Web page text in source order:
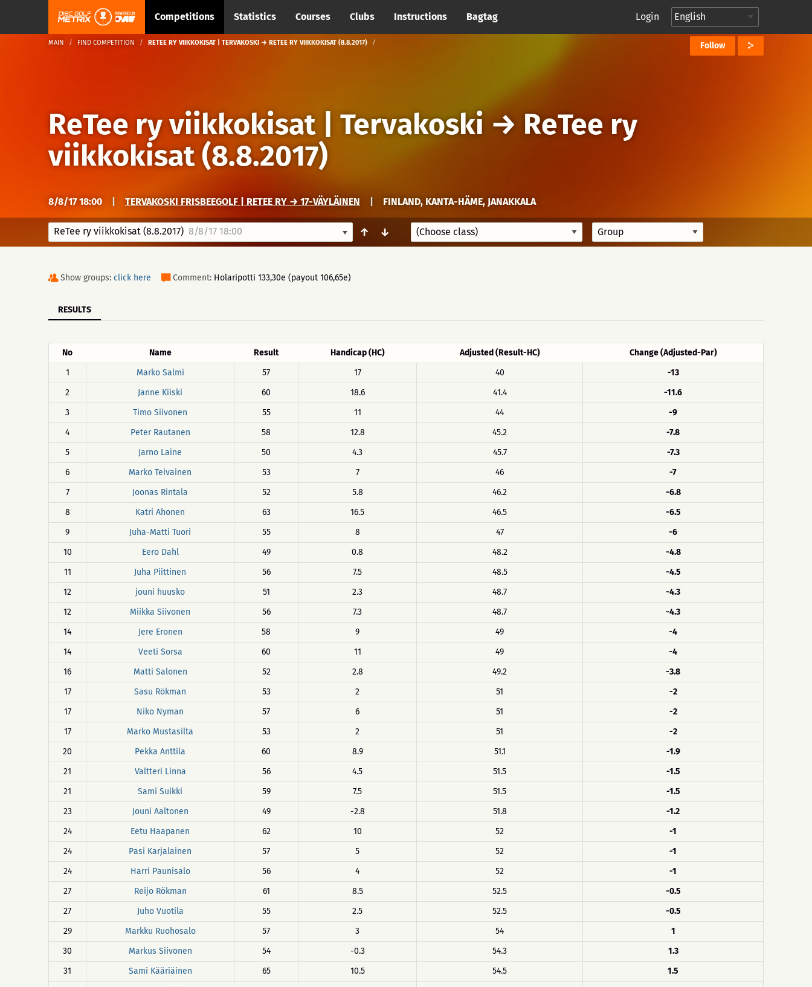
Competitions Statistics Courses Clubs Instructions Bagtag Login
MAIN FIND COMPETITION RETEE RY VIIKKOKISAT | TERVAKOSKI → RETEE RY VIIKKOKISAT (8.8.2017) Follow
ReTee ry viikkokisat | Tervakoski→ ReTee ry
viikkokisat (8.8.2017)
8/8/17 18:00 TERVAKOSKI FRISBEEGOLF | RETEE RY → 17-VÄYLÄINEN FINLAND, KANTA-HÄME, JANAKKALA
ReTee ry viikkokisat (8.8.2017) 8/8/17 18:00 ↑ ↓
Show groups: click here Comment: Holaripotti 133,30e (payout 106,65e)
RESULTS
No Name Result Handicap (HC) Adjusted (Result-HC)
Change (Adjusted-Par)
1
Marko Salmi 57 17 40
-13
2
Janne Kiiski 60 18.6 41.4
-11.6
3
Timo Siivonen 55 11 44
-9
4
Peter Rautanen 58 12.8 45.2
-7.8
5
Jarno Laine 50 4.3 45.7
-7.3
6
Marko Teivainen 53 7 46
-7
7
Joonas Rintala 52 5.8 46.2
-6.8
8
Katri Ahonen 63 16.5 46.5
-6.5
9
Juha-Matti Tuori 55 8 47
-6
10
Eero Dahl 49 0.8 48.2
-4.8
11
Juha Piittinen 56 7.5 48.5
-4.5
12
jouni huusko 51 2.3 48.7
-4.3
12
Miikka Siivonen 56 7.3 48.7
-4.3
14
Jere Eronen 58 9 49
-4
14
Veeti Sorsa 60 11 49
-4
16
Matti Salonen 52 2.8 49.2
-3.8
17
Sasu Rökman 53 2 51
-2
17
Niko Nyman 57 6 51
-2
17
Marko Mustasilta 53 2 51
-2
20
Pekka Anttila 60 8.9 51.1
-1.9
21
Valtteri Linna 56 4.5 51.5
-1.5
21
Sami Suikki 59 7.5 51.5
-1.5
23
Jouni Aaltonen 49 -2.8 51.8
-1.2
24
Eetu Haapanen 62 10 52
-1
24
Pasi Karjalainen 57 5 52
-1
24
Harri Paunisalo 56 4 52
-1
27
Reijo Rökman 61 8.5 52.5
-0.5
27
Juho Vuotila 55 2.5 52.5
-0.5
29
Markku Ruohosalo 57 3 54
1
30
Markus Siivonen 54 -0.3 54.3
1.3
31
Sami Kääriäinen 65 10.5 54.5
1.5